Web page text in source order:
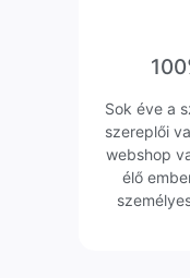
Sok éve a
szereplői
webshop
élő